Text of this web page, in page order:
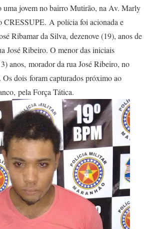
uma jovem no bairro Mutirão, na Av. Marly
CRESSUPE. A polícia foi acionada e
Ribamar da Silva, dezenove (19), anos de
José Ribeiro. O menor das iniciais
anos, morador da rua José Ribeiro, no
dois foram capturados próximo ao
pela Força Tática.